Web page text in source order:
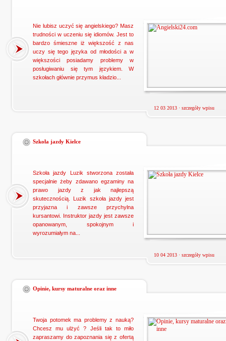
Nie lubisz uczyć się angielskiego? Masz
trudności w uczeniu się idiomów. Jest to
bardzo śmieszne iż większość z nas
uczy się tego języka od młodości a w
większości posiadamy problemy w
posługiwaniu się tym językiem. W
szkołach głównie przymus kładzio...
12 03 2013 · szczegóły wpisu
Szkoła jazdy Kielce
Szkoła jazdy Luzik stworzona została
specjalnie żeby zdawano egzaminy na
prawo jazdy z jak najlepszą
skutecznością. Luzik szkoła jazdy jest
przyjazna i zawsze przychylna
kursantowi. Instruktor jazdy jest zawsze
opanowanym, spokojnym i
wyrozumiałym na...
10 04 2013 · szczegóły wpisu
Opinie, kursy maturalne oraz inne
Twoja potomek ma problemy z nauką?
Chcesz mu ulżyć ? Jeśli tak to miło
zapraszamy do zapoznania się z ofertą